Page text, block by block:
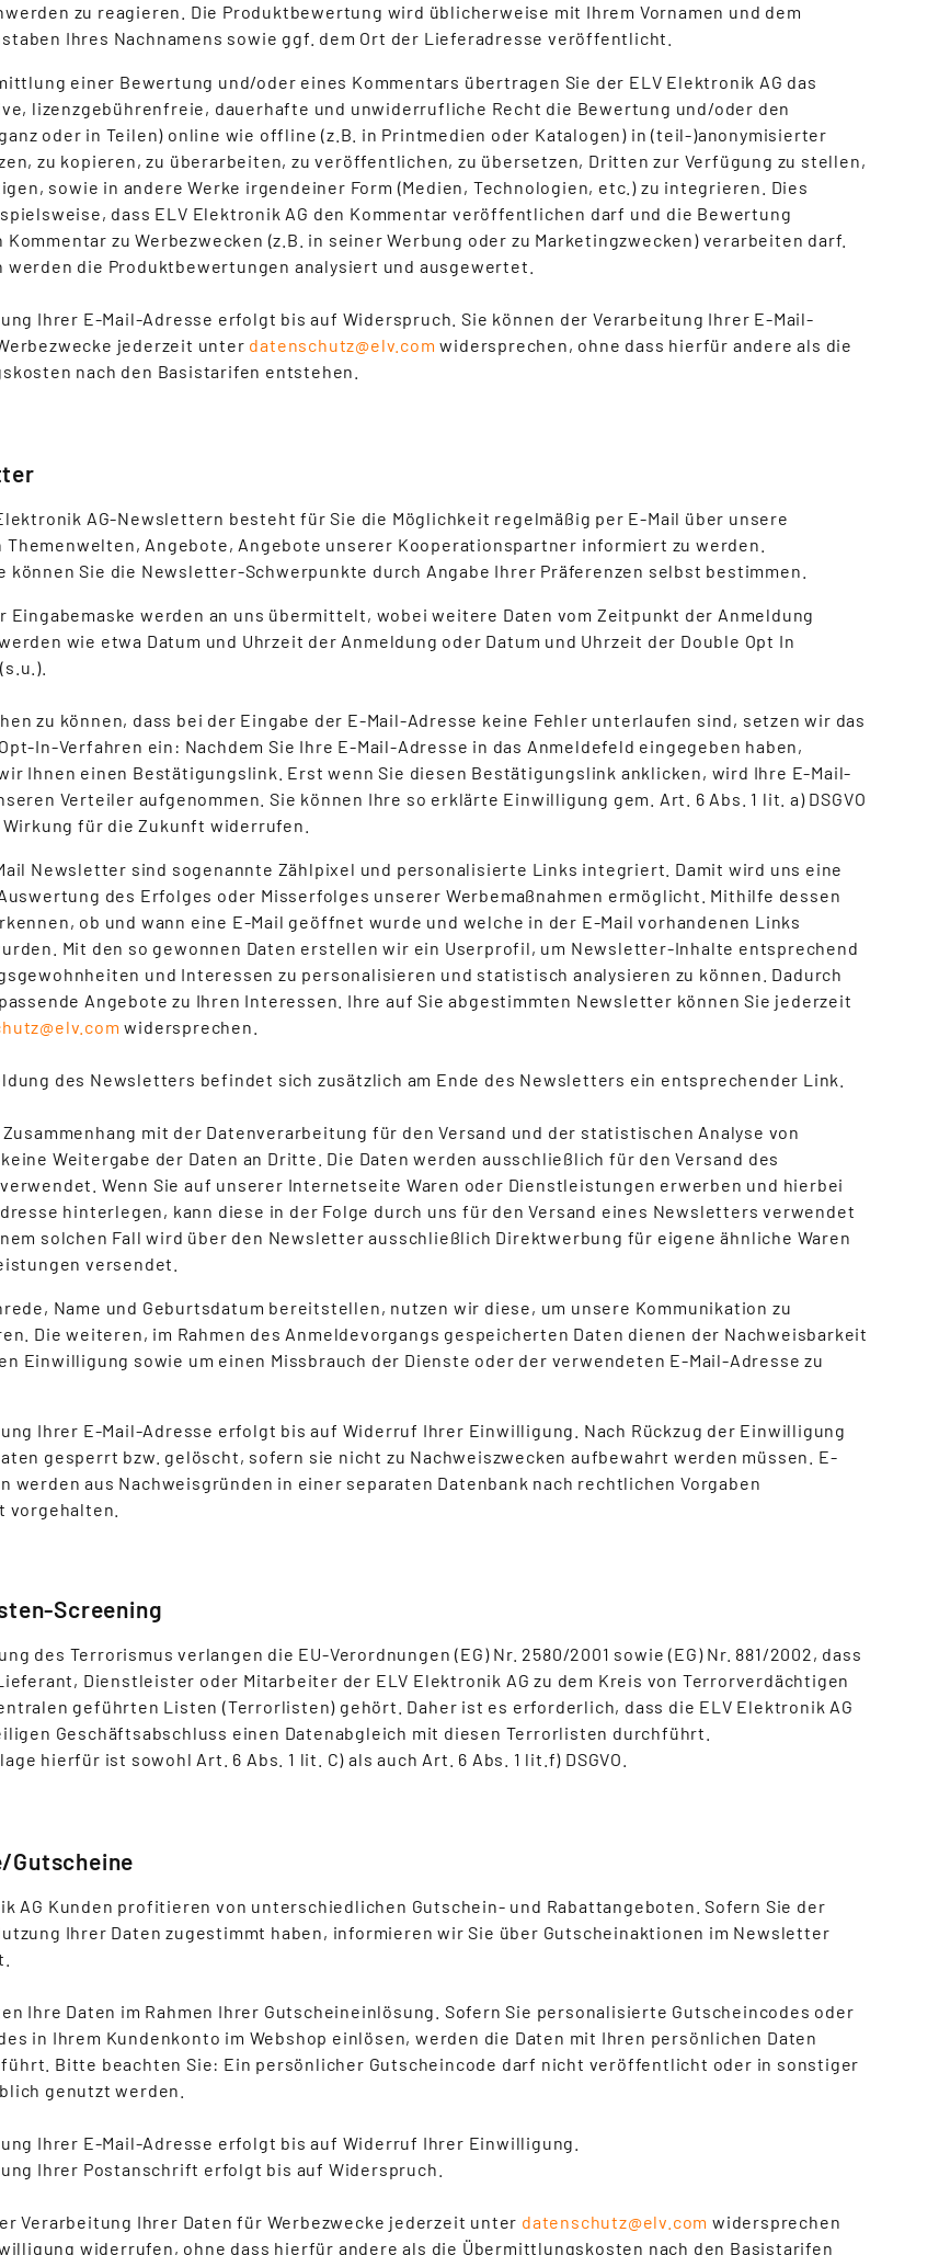
zu reagieren. Die Produktbewertung wird üblicherweise mit Ihrem Vornamen und dem
Ihres Nachnamens sowie ggf. dem Ort der Lieferadresse veröffentlicht.
einer Bewertung und/oder eines Kommentars übertragen Sie der ELV Elektronik AG das
lizenzgebührenfreie, dauerhafte und unwiderrufliche Recht die Bewertung und/oder den
oder in Teilen) online wie offline (z.B. in Printmedien oder Katalogen) in (teil-)anonymisierter
zu kopieren, zu überarbeiten, zu veröffentlichen, zu übersetzen, Dritten zur Verfügung zu stellen,
sowie in andere Werke irgendeiner Form (Medien, Technologien, etc.) zu integrieren. Dies
dass ELV Elektronik AG den Kommentar veröffentlichen darf und die Bewertung
Kommentar zu Werbezwecken (z.B. in seiner Werbung oder zu Marketingzwecken) verarbeiten darf.
werden die Produktbewertungen analysiert und ausgewertet.
Ihrer E-Mail-Adresse erfolgt bis auf Widerspruch. Sie können der Verarbeitung Ihrer E-Mail-
jederzeit unter datenschutz@elv.com widersprechen, ohne dass hierfür andere als die
nach den Basistarifen entstehen.
AG-Newslettern besteht für Sie die Möglichkeit regelmäßig per E-Mail über unsere
Themenwelten, Angebote, Angebote unserer Kooperationspartner informiert zu werden.
können Sie die Newsletter-Schwerpunkte durch Angabe Ihrer Präferenzen selbst bestimmen.
Eingabemaske werden an uns übermittelt, wobei weitere Daten vom Zeitpunkt der Anmeldung
wie etwa Datum und Uhrzeit der Anmeldung oder Datum und Uhrzeit der Double Opt In
zu können, dass bei der Eingabe der E-Mail-Adresse keine Fehler unterlaufen sind, setzen wir das
In-Verfahren ein: Nachdem Sie Ihre E-Mail-Adresse in das Anmeldefeld eingegeben haben,
Ihnen einen Bestätigungslink. Erst wenn Sie diesen Bestätigungslink anklicken, wird Ihre E-Mail-
Verteiler aufgenommen. Sie können Ihre so erklärte Einwilligung gem. Art. 6 Abs. 1 lit. a) DSGVO
für die Zukunft widerrufen.
Newsletter sind sogenannte Zählpixel und personalisierte Links integriert. Damit wird uns eine
des Erfolges oder Misserfolges unserer Werbemaßnahmen ermöglicht. Mithilfe dessen
ob und wann eine E-Mail geöffnet wurde und welche in der E-Mail vorhandenen Links
Mit den so gewonnen Daten erstellen wir ein Userprofil, um Newsletter-Inhalte entsprechend
und Interessen zu personalisieren und statistisch analysieren zu können. Dadurch
Angebote zu Ihren Interessen. Ihre auf Sie abgestimmten Newsletter können Sie jederzeit
widersprechen.
des Newsletters befindet sich zusätzlich am Ende des Newsletters ein entsprechender Link.
mit der Datenverarbeitung für den Versand und der statistischen Analyse von
Weitergabe der Daten an Dritte. Die Daten werden ausschließlich für den Versand des
Wenn Sie auf unserer Internetseite Waren oder Dienstleistungen erwerben und hierbei
hinterlegen, kann diese in der Folge durch uns für den Versand eines Newsletters verwendet
solchen Fall wird über den Newsletter ausschließlich Direktwerbung für eigene ähnliche Waren
versendet.
Name und Geburtsdatum bereitstellen, nutzen wir diese, um unsere Kommunikation zu
Die weiteren, im Rahmen des Anmeldevorgangs gespeicherten Daten dienen der Nachweisbarkeit
Einwilligung sowie um einen Missbrauch der Dienste oder der verwendeten E-Mail-Adresse zu
Ihrer E-Mail-Adresse erfolgt bis auf Widerruf Ihrer Einwilligung. Nach Rückzug der Einwilligung
gesperrt bzw. gelöscht, sofern sie nicht zu Nachweiszwecken aufbewahrt werden müssen. E-
werden aus Nachweisgründen in einer separaten Datenbank nach rechtlichen Vorgaben
vorgehalten.
Screening
des Terrorismus verlangen die EU-Verordnungen (EG) Nr. 2580/2001 sowie (EG) Nr. 881/2002, dass
Dienstleister oder Mitarbeiter der ELV Elektronik AG zu dem Kreis von Terrorverdächtigen
geführten Listen (Terrorlisten) gehört. Daher ist es erforderlich, dass die ELV Elektronik AG
Geschäftsabschluss einen Datenabgleich mit diesen Terrorlisten durchführt.
hierfür ist sowohl Art. 6 Abs. 1 lit. C) als auch Art. 6 Abs. 1 lit.f) DSGVO.
Gutscheine
AG Kunden profitieren von unterschiedlichen Gutschein- und Rabattangeboten. Sofern Sie der
Ihrer Daten zugestimmt haben, informieren wir Sie über Gutscheinaktionen im Newsletter
Ihre Daten im Rahmen Ihrer Gutscheineinlösung. Sofern Sie personalisierte Gutscheincodes oder
in Ihrem Kundenkonto im Webshop einlösen, werden die Daten mit Ihren persönlichen Daten
Bitte beachten Sie: Ein persönlicher Gutscheincode darf nicht veröffentlicht oder in sonstiger
genutzt werden.
Ihrer E-Mail-Adresse erfolgt bis auf Widerruf Ihrer Einwilligung.
Ihrer Postanschrift erfolgt bis auf Widerspruch.
Verarbeitung Ihrer Daten für Werbezwecke jederzeit unter datenschutz@elv.com widersprechen
widerrufen, ohne dass hierfür andere als die Übermittlungskosten nach den Basistarifen